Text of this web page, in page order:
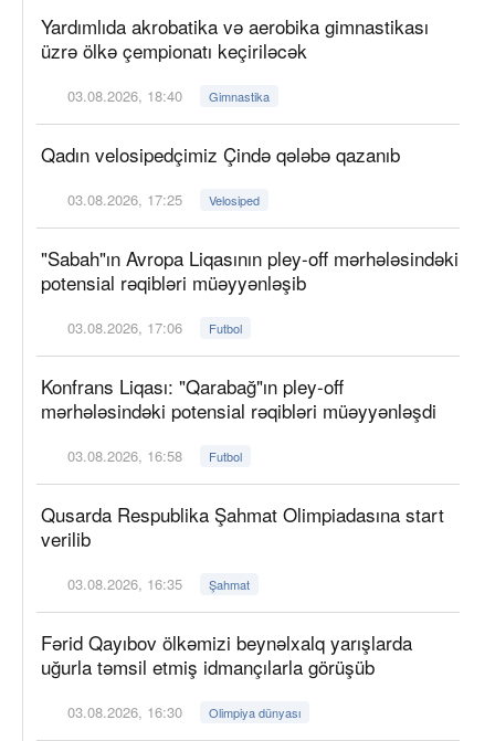
Yardımlıda akrobatika və aerobika gimnastikası
üzrə ölkə çempionatı keçiriləcək
03.08.2026, 18:40 Gimnastika
Qadın velosipedçimiz Çində qələbə qazanıb
03.08.2026, 17:25 Velosiped
"Sabah"ın Avropa Liqasının pley-off mərhələsindəki
potensial rəqibləri müəyyənləşib
03.08.2026, 17:06 Futbol
Konfrans Liqası: "Qarabağ"ın pley-off
mərhələsindəki potensial rəqibləri müəyyənləşdi
03.08.2026, 16:58 Futbol
Qusarda Respublika Şahmat Olimpiadasına start
verilib
03.08.2026, 16:35 Şahmat
Fərid Qayıbov ölkəmizi beynəlxalq yarışlarda
uğurla təmsil etmiş idmançılarla görüşüb
03.08.2026, 16:30 Olimpiya dünyası